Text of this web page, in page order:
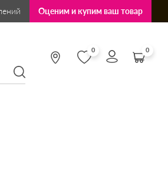
Оценим и купим ваш товар
0 0